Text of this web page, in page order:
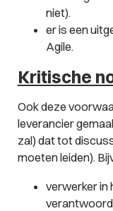
niet).
er is een
Agile.
Kritische
Ook deze
leverancier
zal) dat tot
moeten leiden).
verwerker in